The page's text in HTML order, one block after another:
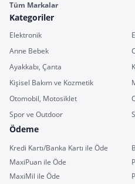
Tüm Markalar
Kategoriler
Elektronik
Anne Bebek
Ayakkabı, Çanta
Kişisel Bakım ve Kozmetik
Otomobil, Motosiklet
Spor ve Outdoor
Ödeme
Kredi Kartı/Banka Kartı ile Öde
MaxiPuan ile Öde
MaxiMil ile Öde